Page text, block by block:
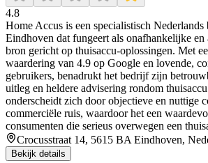
4.8
Home Accus is een specialistisch
Eindhoven dat fungeert als onafhankelijke
bron gericht op thuisaccu-oplossingen. Met
waardering van 4.9 op Google en lovende,
gebruikers, benadrukt het bedrijf zijn
uitleg en heldere advisering rondom
onderscheidt zich door objectieve en nuttige
commerciële ruis, waardoor het een
consumenten die serieus overwegen een
Crocusstraat 14, 5615 BA Eindhoven,
Bekijk details